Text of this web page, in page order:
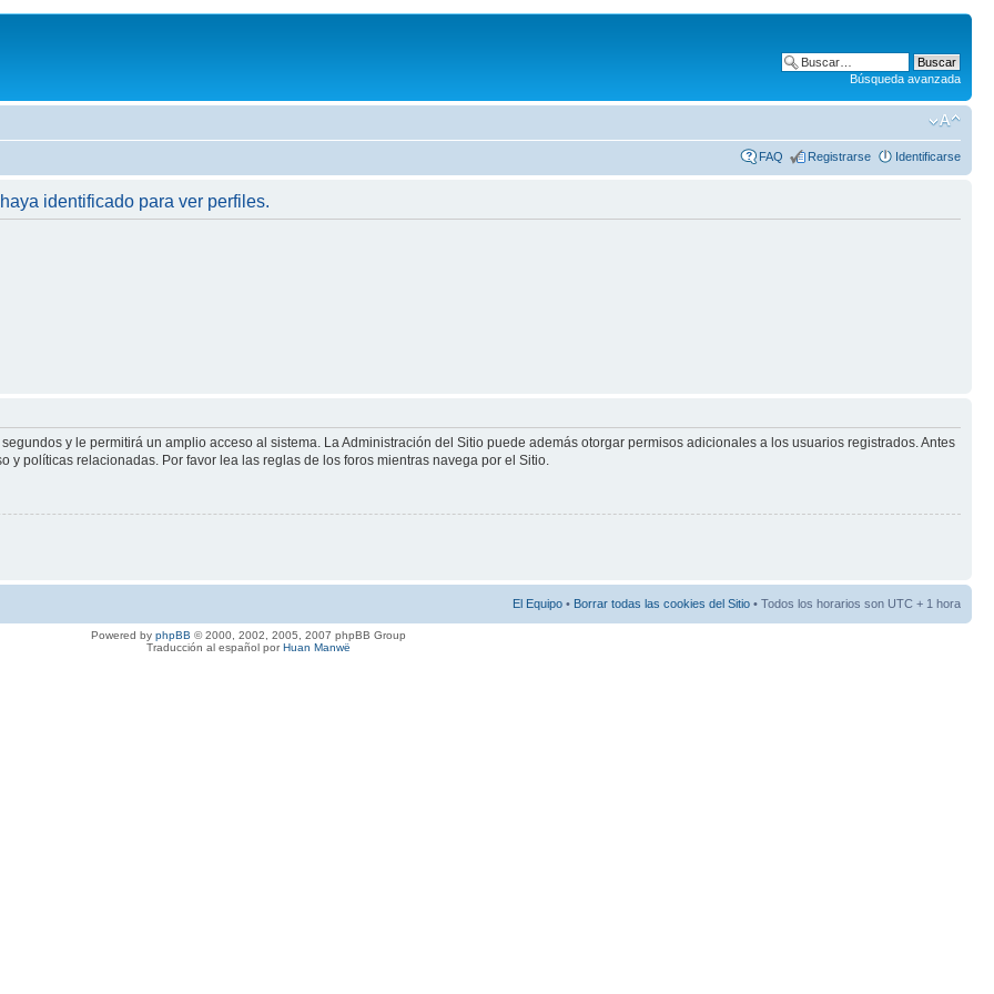
Búsqueda avanzada
FAQ Registrarse Identificarse
identificado para ver perfiles.
y le permitirá un amplio acceso al sistema. La Administración del Sitio puede además otorgar permisos adicionales a los usuarios registrados. Antes
políticas relacionadas. Por favor lea las reglas de los foros mientras navega por el Sitio.
El Equipo • Borrar todas las cookies del Sitio • Todos los horarios son UTC + 1 hora
Powered by phpBB © 2000, 2002, 2005, 2007 phpBB Group
Traducción al español porHuan Manwë